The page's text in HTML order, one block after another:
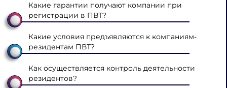
Какие гарантии получают компании при
регистрации в ПВТ?
Какие условия предъявляются к компаниям-
резидентам ПВТ?
Как осуществляется контроль деятельности
резидентов?